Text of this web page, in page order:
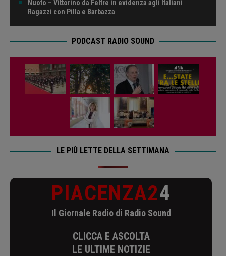
Nuoto – Vittorino da Feltre in evidenza agli Italiani
Ragazzi con Pilla e Barbazza
PODCAST RADIO SOUND
LE PIÙ LETTE DELLA SETTIMANA
PIACENZA24
Il Giornale Radio di Radio Sound
CLICCA E ASCOLTA
LE ULTIME NOTIZIE